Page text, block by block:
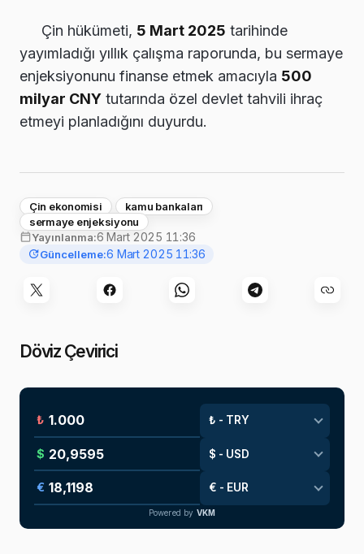
Çin hükümeti, 5 Mart 2025 tarihinde
yayımladığı yıllık çalışma raporunda, bu sermaye
enjeksiyonunu finanse etmek amacıyla 500
milyar CNY tutarında özel devlet tahvili ihraç
etmeyi planladığını duyurdu.
Çin ekonomisi
kamu bankaları
sermaye enjeksiyonu
Yayınlanma:6 Mart 2025 11:36
Güncelleme:6 Mart 2025 11:36
Döviz Çevirici
₺
$
€
Powered by VKM